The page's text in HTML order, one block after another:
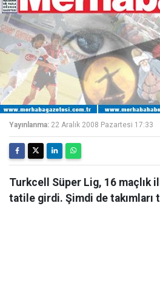
Yayınlanma: 22 Aralık 2008 Pazartesi 17:33
Turkcell Süper Lig, 16 maçlık
tatile girdi. Şimdi de takımları